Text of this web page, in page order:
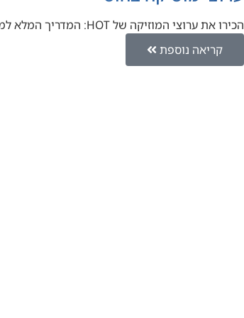
הכירו את ערוצי המוזיקה של HOT: המדריך המלא למי שאוהב לשמוע יאללה אחי, בואו נדבר על מוזיקה. אם אתם אוהבים…
קריאה נוספת